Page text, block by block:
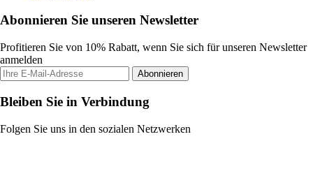
Abonnieren Sie unseren Newsletter
Profitieren Sie von 10% Rabatt, wenn Sie sich für unseren Newsletter
anmelden
Abonnieren
Bleiben Sie in Verbindung
Folgen Sie uns in den sozialen Netzwerken